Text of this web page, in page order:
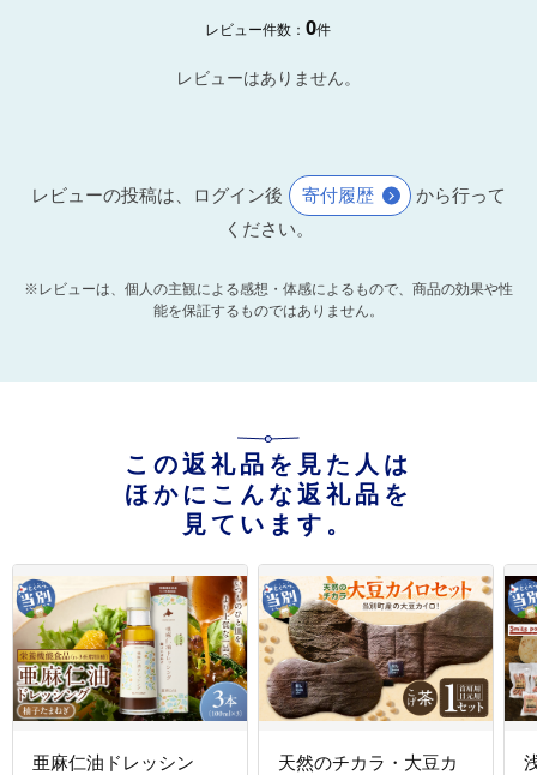
レビュー件数：0件
レビューはありません。
レビューの投稿は、ログイン後 寄付履歴
から行って
ください。
※レビューは、個人の主観による感想・体感によるもので、商品の効果や性
能を保証するものではありません。
この返礼品を見た人は
ほかにこんな返礼品を
見ています。
亜麻仁油ドレッシン
天然のチカラ・大豆カ